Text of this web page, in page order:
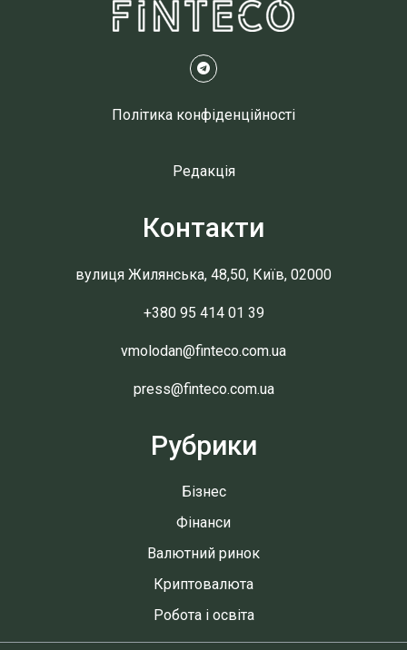
Політика конфіденційності
Редакція
Контакти
вулиця Жилянська, 48,50, Київ, 02000
+380 95 414 01 39
vmolodan@finteco.com.ua
press@finteco.com.ua
Рубрики
Бізнес
Фінанси
Валютний ринок
Криптовалюта
Робота і освіта